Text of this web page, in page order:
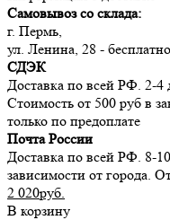
Самовывоз со склада:
г. Пермь,
ул. Ленина, 28 - бесплатно
СДЭК
Доставка по всей РФ. 2-4
Стоимость от 500 руб в
только по предоплате
Почта России
Доставка по всей РФ. 8-
зависимости от города.
2 020руб.
В корзину